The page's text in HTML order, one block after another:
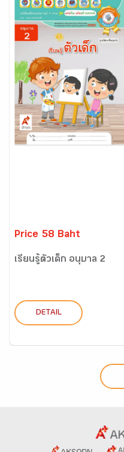
Price 58 Baht
เรียนรู้ตัวเด็ก อนุบาล 2
DETAIL